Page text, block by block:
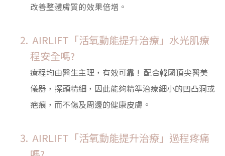
改善整體膚質的效果倍增。
AIRLIFT「活氧動能提升治療」水光肌療
程安全嗎?
療程均由醫生主理 ，有效可靠 ! 配合韓國頂尖醫美
儀器，探頭精細，因此能夠精準治療細小的凹凸洞或
疤痕，而不傷及周邊的健康皮膚。
AIRLIFT「活氧動能提升治療」過程疼痛